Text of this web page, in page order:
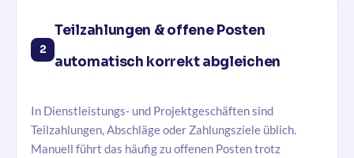
2
Teilzahlungen & offene Posten
automatisch korrekt abgleichen
In Dienstleistungs- und Projektgeschäften sind
Teilzahlungen, Abschläge oder Zahlungsziele üblich.
Manuell führt das häufig zu offenen Posten trotz